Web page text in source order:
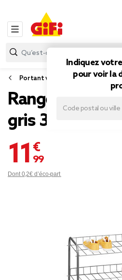
Indiquez
pour voir la
Portant vêtement et range
Range
gris 3 niveaux
11,99 €
Dont 0,2€ d’éco-part